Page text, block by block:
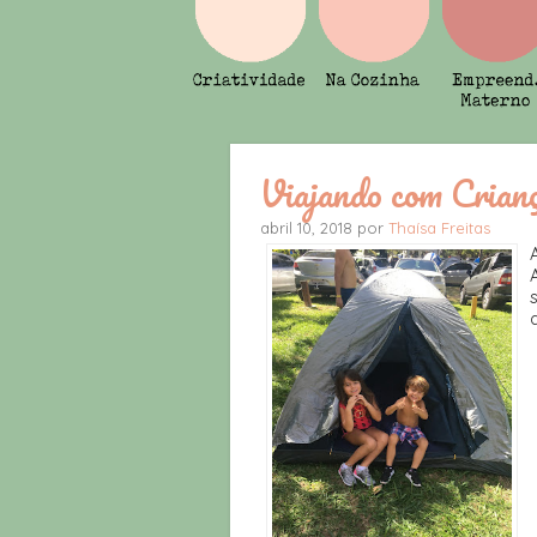
Viajando com
abril 10, 2018 por Thaísa Freitas